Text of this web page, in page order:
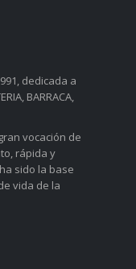
dedicada a
BARRACA,
vocación de
rápida y
sido la base
vida de la